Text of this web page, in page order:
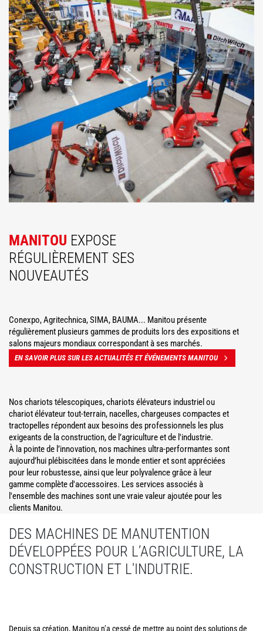
MANITOU EXPOSE
RÉGULIÈREMENT SES
NOUVEAUTÉS
Conexpo, Agritechnica, SIMA, BAUMA... Manitou présente
régulièrement plusieurs gammes de produits lors des expositions et
salons majeurs mondiaux correspondant à ses marchés.
EN SAVOIR PLUS SUR LES ACTUALITÉS ET ÉVÉNEMENTS MANITOU
Nos chariots télescopiques, chariots élévateurs industriel ou
chariot élévateur tout-terrain, nacelles, chargeuses compactes et
tractopelles répondent aux besoins des professionnels les plus
exigeants de la construction, de l’agriculture et de l'industrie.
À la pointe de l’innovation, nos machines ultra-performantes sont
aujourd’hui plébiscitées dans le monde entier et sont appréciées
pour leur robustesse, ainsi que leur polyvalence grâce à leur
gamme complète d'accessoires. Les services associés à
l'ensemble des machines sont une vraie valeur ajoutée pour les
clients Manitou.
DES MACHINES DE MANUTENTION
DÉVELOPPÉES POUR L’AGRICULTURE, LA
CONSTRUCTION ET L'INDUTRIE.
Depuis sa création, Manitou n’a cessé de mettre au point des solutions de